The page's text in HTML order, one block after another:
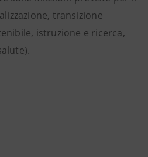
transizione
istruzione e ricerca,